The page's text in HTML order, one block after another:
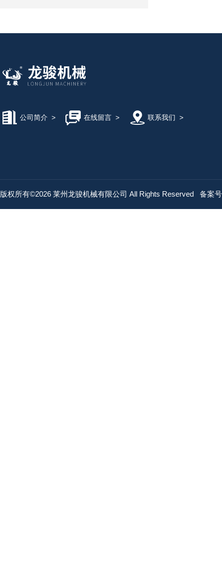
公司简介 > 在线留言> 联系我们 >
版权所有©2026 莱州龙骏机械有限公司 All Rights Reserved 备案